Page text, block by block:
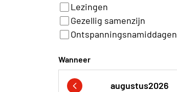
Lezingen
Gezellig samenzijn
Ontspanningsnamiddagen
Wanneer
augustus2026